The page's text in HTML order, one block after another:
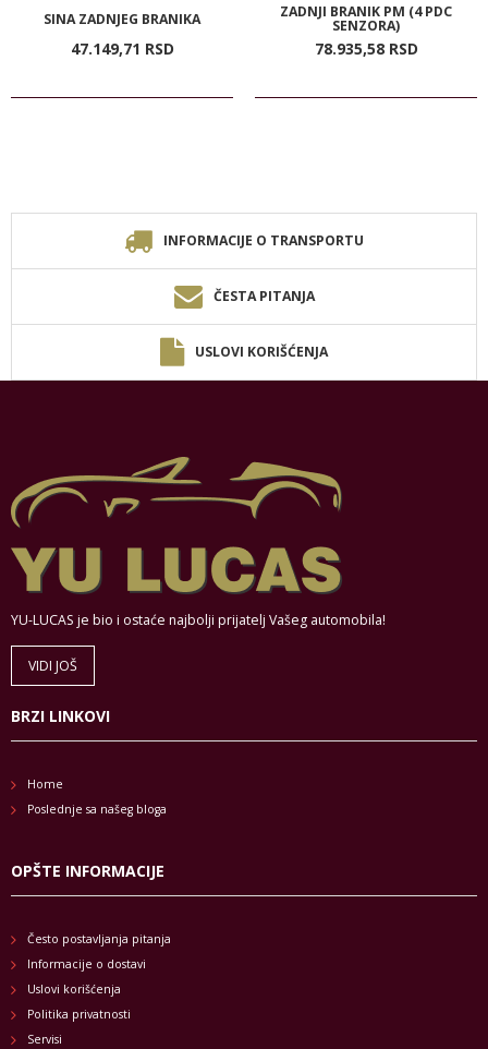
SINA ZADNJEG BRANIKA
47.149,71 RSD
ZADNJI BRANIK PM (4 PDC
SENZORA)
78.935,58 RSD
INFORMACIJE O TRANSPORTU
ČESTA PITANJA
USLOVI KORIŠĆENJA
YU-LUCAS je bio i ostaće najbolji prijatelj Vašeg automobila!
VIDI JOŠ
BRZI LINKOVI
Home
Poslednje sa našeg bloga
OPŠTE INFORMACIJE
Često postavljanja pitanja
Informacije o dostavi
Uslovi korišćenja
Politika privatnosti
Servisi